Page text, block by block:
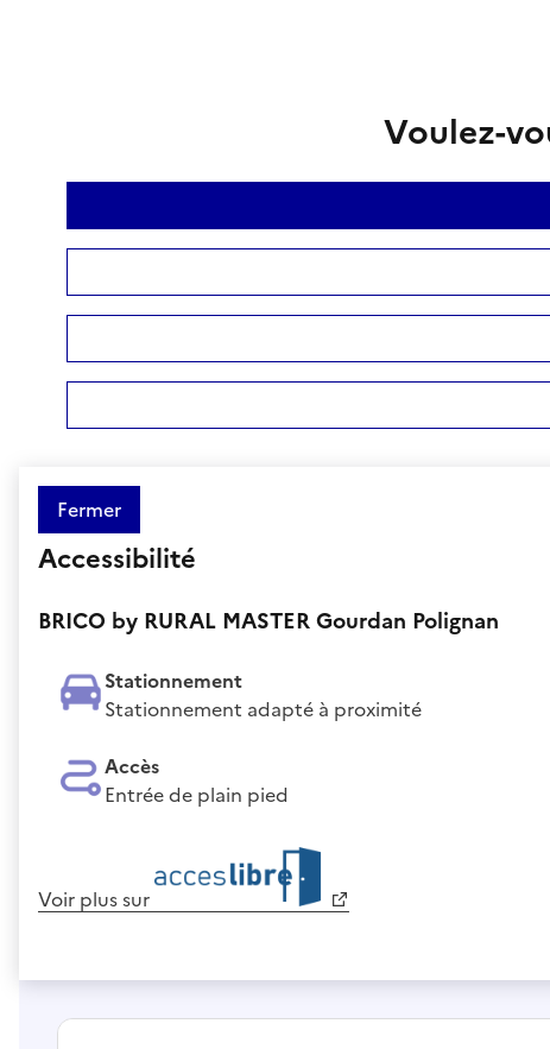
Voulez-
Fermer
Accessibilité
BRICO by RURAL MASTER Gourdan Polignan
Stationnement
Stationnement adapté à proximité
Accès
Entrée de plain pied
Voir plus sur